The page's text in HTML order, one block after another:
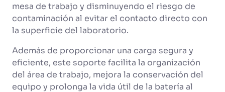
mesa de trabajo y disminuyendo el riesgo de
contaminación al evitar el contacto directo con
la superficie del laboratorio.
Además de proporcionar una carga segura y
eficiente, este soporte facilita la organización
del área de trabajo, mejora la conservación del
equipo y prolonga la vida útil de la batería al